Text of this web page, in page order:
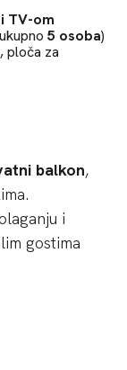
TV-om
5 osoba)
ploča za
balkon,
i
gostima